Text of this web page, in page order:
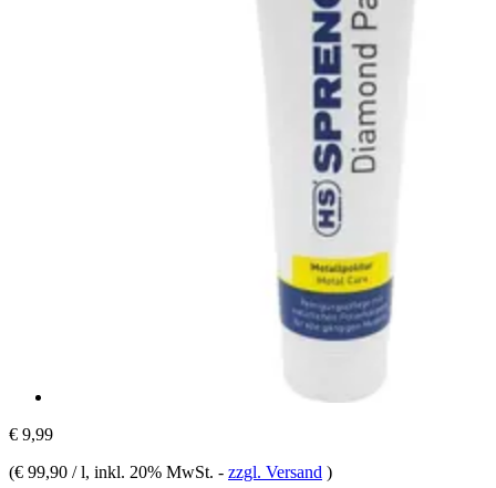
€ 9,99
(€ 99,90 / l, inkl. 20% MwSt. - zzgl. Versand )